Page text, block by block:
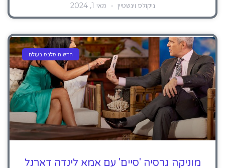
ניקולס וינשטיין מאי 1, 2024
חדשות סלבס בעולם
מוניקה גרסיה 'סיים' עם אמא לינדה דארנל